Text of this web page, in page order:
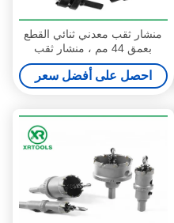
منشار ثقب معدني ثنائي القطع
بعمق 44 مم ، منشار ثقب
معدني متغير للأسنان 4/6 TPI
احصل على أفضل سعر